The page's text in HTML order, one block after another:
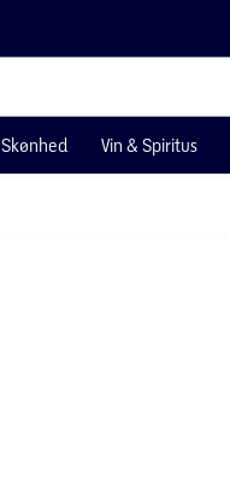
Skønhed Vin & Spiritus